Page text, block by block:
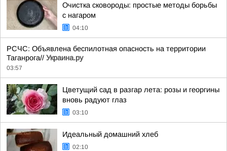
Очистка сковороды: простые методы борьбы
с нагаром
04:10
РСЧС: Объявлена беспилотная опасность на территории
Таганрога// Украина.ру
03:57
Цветущий сад в разгар лета: розы и георгины
вновь радуют глаз
03:10
Идеальный домашний хлеб
02:10